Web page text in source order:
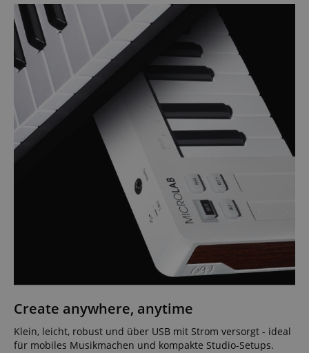
Create anywhere, anytime
Klein, leicht, robust und über USB mit Strom versorgt - ideal
für mobiles Musikmachen und kompakte Studio-Setups.